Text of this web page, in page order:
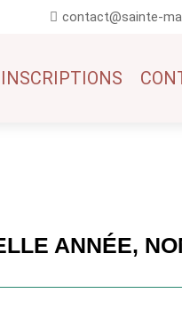
contact@sainte-
INSCRIPTIONS
ANNÉE,